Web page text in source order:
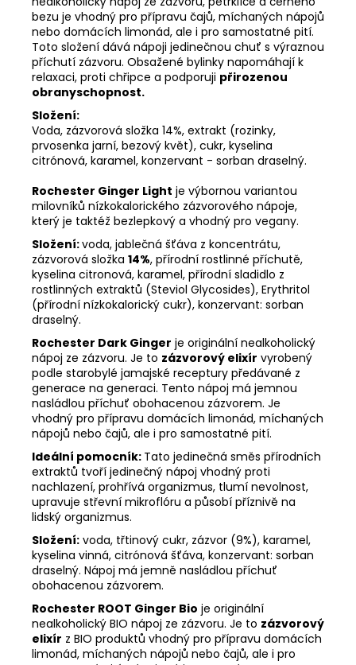
bezu je vhodný pro přípravu čajů, míchaných nápojů
nebo domácích limonád, ale i pro samostatné pití.
Toto složení dává nápoji jedinečnou chuť s výraznou
příchutí zázvoru. Obsažené bylinky napomáhají k
relaxaci, proti chřipce a podporuji přirozenou
obranyschopnost.
Složení:
Voda, zázvorová složka 14%, extrakt (rozinky,
prvosenka jarní, bezový květ), cukr, kyselina
citrónová, karamel, konzervant - sorban draselný.
Rochester Ginger Light je výbornou variantou
milovníků nízkokalorického zázvorového nápoje,
který je taktéž bezlepkový a vhodný pro vegany.
Složení:voda, jablečná šťáva z koncentrátu,
zázvorová složka 14%, přírodní rostlinné příchutě,
kyselina citronová, karamel, přírodní sladidlo z
rostlinných extraktů (Steviol Glycosides), Erythritol
(přírodní nízkokalorický cukr), konzervant: sorban
draselný.
Rochester Dark Ginger je originální nealkoholický
nápoj ze zázvoru. Je to zázvorový elixír vyrobený
podle starobylé jamajské receptury předávané z
generace na generaci. Tento nápoj má jemnou
nasládlou příchuť obohacenou zázvorem. Je
vhodný pro přípravu domácích limonád, míchaných
nápojů nebo čajů, ale i pro samostatné pití.
Ideální pomocník: Tato jedinečná směs přírodních
extraktů tvoří jedinečný nápoj vhodný proti
nachlazení, prohřívá organizmus, tlumí nevolnost,
upravuje střevní mikroflóru a působí příznivě na
lidský organizmus.
Složení: voda, třtinový cukr, zázvor (9%), karamel,
kyselina vinná, citrónová šťáva, konzervant: sorban
draselný. Nápoj má jemně nasládlou příchuť
obohacenou zázvorem.
Rochester ROOT Ginger Bio je originální
nealkoholický BIO nápoj ze zázvoru. Je to zázvorový
elixír z BIO produktů vhodný pro přípravu domácích
limonád, míchaných nápojů nebo čajů, ale i pro